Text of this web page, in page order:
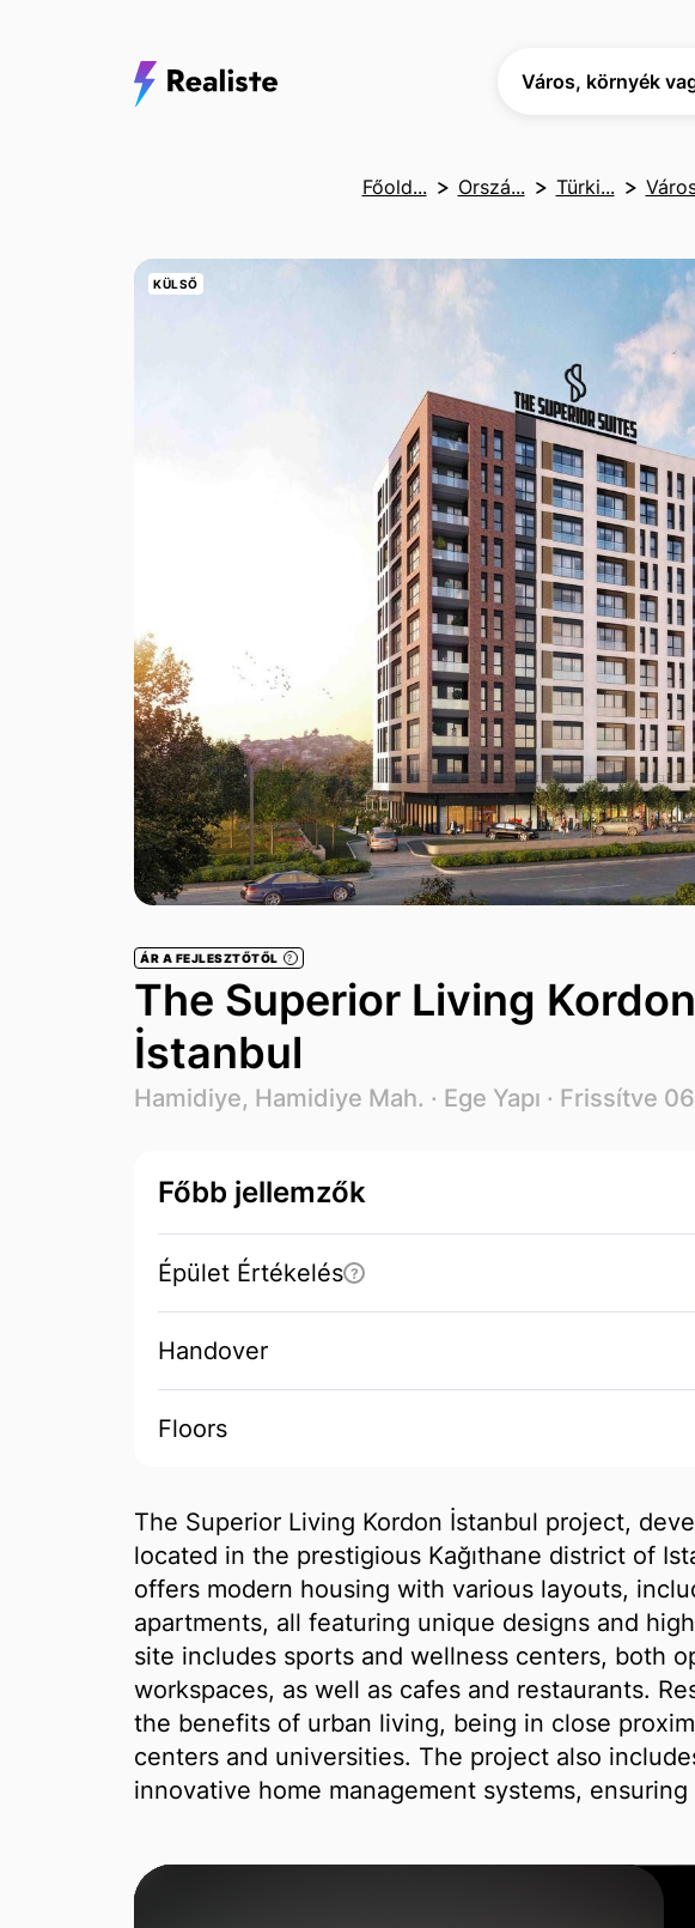
Város, környék
Főold... Orszá... Türki...
KÜLSŐ
ÁR A FEJLESZTŐTŐL ?
The Superior Living Kordon
İstanbul
Hamidiye, Hamidiye Mah. · Ege Yapı · Frissítve
Főbb jellemzők
Épület Értékelés ?
Handover
Floors
The Superior Living Kordon İstanbul project,
located in the prestigious Kağıthane district of
offers modern housing with various layouts,
apartments, all featuring unique designs and
site includes sports and wellness centers, both
workspaces, as well as cafes and restaurants.
the benefits of urban living, being in close
centers and universities. The project also
innovative home management systems,